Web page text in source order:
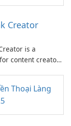
Creator
is a
content creators
built-in brand
and integrated
distribution
engagement.